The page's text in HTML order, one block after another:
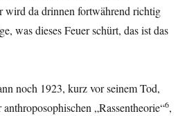
wird da drinnen fortwährend richtig
was dieses Feuer schürt, das ist das
noch 1923, kurz vor seinem Tod,
„Rassentheorie“6,